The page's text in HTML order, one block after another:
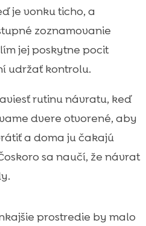
je vonku ticho, a
zoznamovanie
jej poskytne pocit
udržať kontrolu.
rutinu návratu, keď
dvere otvorené, aby
a doma ju čakajú
sa naučí, že návrat
prostredie by malo